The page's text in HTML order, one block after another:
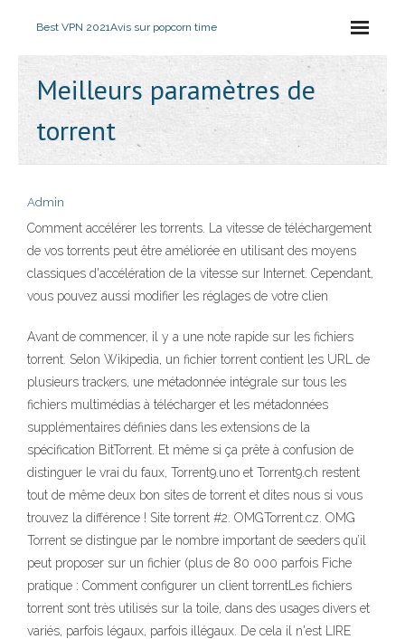
Best VPN 2021Avis sur popcorn time
Meilleurs paramètres de
torrent
Admin
Comment accélérer les torrents. La vitesse de téléchargement
de vos torrents peut être améliorée en utilisant des moyens
classiques d'accélération de la vitesse sur Internet. Cependant,
vous pouvez aussi modifier les réglages de votre clien
Avant de commencer, il y a une note rapide sur les fichiers
torrent. Selon Wikipedia, un fichier torrent contient les URL de
plusieurs trackers, une métadonnée intégrale sur tous les
fichiers multimédias à télécharger et les métadonnées
supplémentaires définies dans les extensions de la
spécification BitTorrent. Et même si ça prête à confusion de
distinguer le vrai du faux, Torrent9.uno et Torrent9.ch restent
tout de même deux bon sites de torrent et dites nous si vous
trouvez la différence ! Site torrent #2. OMGTorrent.cz. OMG
Torrent se distingue par le nombre important de seeders qu’il
peut proposer sur un fichier (plus de 80 000 parfois Fiche
pratique : Comment configurer un client torrentLes fichiers
torrent sont très utilisés sur la toile, dans des usages divers et
variés, parfois légaux, parfois illégaux. De cela il n'est LIRE